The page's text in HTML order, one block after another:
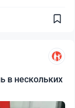
в нескольких